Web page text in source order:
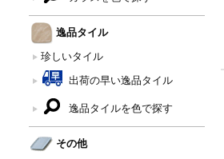
逸品タイル
珍しいタイル
出荷の早い逸品タイル
逸品タイルを色で探す
その他